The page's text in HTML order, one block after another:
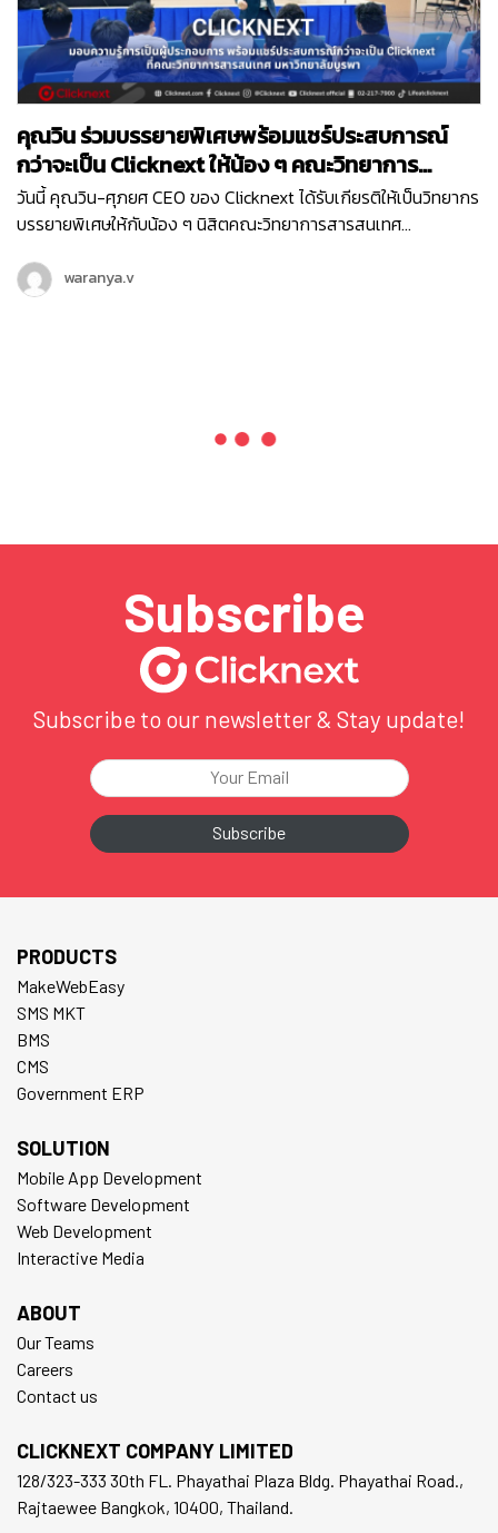
คุณวิน ร่วมบรรยายพิเศษพร้อมแชร์ประสบการณ์
กว่าจะเป็น Clicknext ให้น้อง ๆ คณะวิทยาการ
สารสนเทศ ม.บูรพา
วันนี้ คุณวิน-ศุภยศ CEO ของ Clicknext ได้รับเกียรติให้เป็นวิทยากร
บรรยายพิเศษให้กับน้อง ๆ นิสิตคณะวิทยาการสารสนเทศ
Newly formed ventures, small to medium size growth-
oriented ventures…
waranya.v
Subscribe
Subscribe to our newsletter & Stay update!
PRODUCTS
MakeWebEasy
SMS MKT
BMS
CMS
Government ERP
SOLUTION
Mobile App Development
Software Development
Web Development
Interactive Media
ABOUT
Our Teams
Careers
Contact us
CLICKNEXT COMPANY LIMITED
128/323-333 30th FL. Phayathai Plaza Bldg. Phayathai Road.,
Rajtaewee Bangkok, 10400, Thailand.